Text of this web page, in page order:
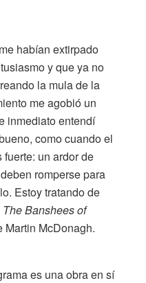
habían extirpado
y que ya no
la mula de la
me agobió un
inmediato entendí
como cuando el
un ardor de
romperse para
Estoy tratando de
The Banshees of
Martin McDonagh.
es una obra en sí